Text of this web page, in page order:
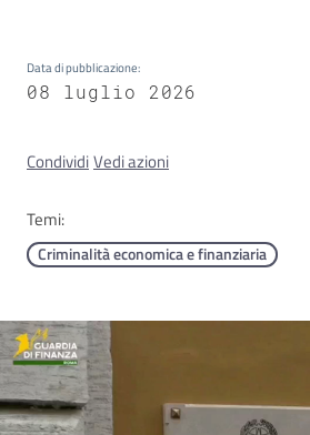
formazione
su
Data di pubblicazione:
08 luglio 2026
CondividiVedi azioni
Temi:
Criminalità economica e finanziaria